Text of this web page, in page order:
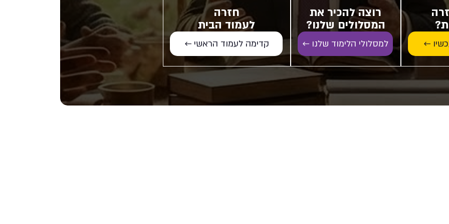
←
רוצה להכיר את
המסלולים שלנו?
למסלולי הלימוד שלנו ←
חזרה
לעמוד הבית
קדימה לעמוד הראשי ←